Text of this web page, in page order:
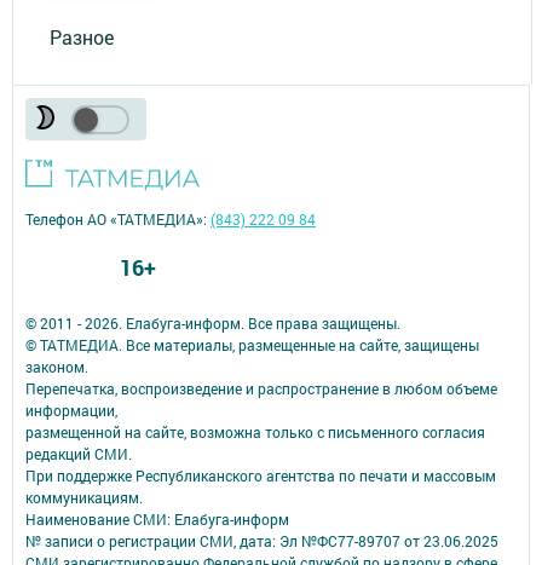
Разное
© 2011 - 2026. Елабуга-информ. Все права защищены.
© ТАТМЕДИА. Все материалы, размещенные на сайте, защищены
законом.
Перепечатка, воспроизведение и распространение в любом объеме
информации,
размещенной на сайте, возможна только с письменного согласия
редакций СМИ.
При поддержке Республиканского агентства по печати и массовым
коммуникациям.
Наименование СМИ: Елабуга-информ
№ записи о регистрации СМИ, дата: Эл №ФС77-89707 от 23.06.2025
Телефон АО «ТАТМЕДИА»:(843) 222 09 84
16+